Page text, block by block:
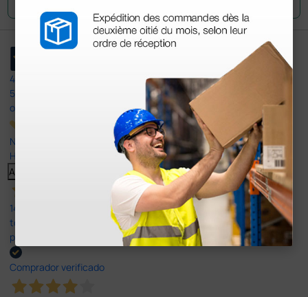
4,4
597
opiniones
Nuestras reseñas de 4 y 5 estrellas.
Haga clic aquí para leerlos todos >
Anterior
14 Jul 2026
todo correcto. podria señalar que un poco caro los portes y el
plazo de entrega se alarga.
Comprador verificado